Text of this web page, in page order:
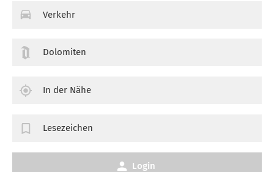
Verkehr
Dolomiten
In der Nähe
Lesezeichen
Login